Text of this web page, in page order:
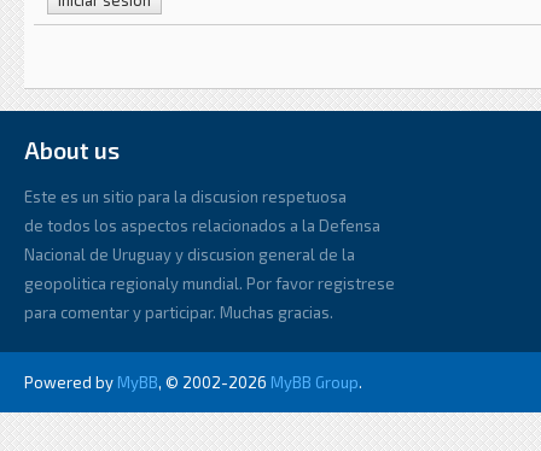
About us
Este es un sitio para la discusion respetuosa
de todos los aspectos relacionados a la Defensa
Nacional de Uruguay y discusion general de la
geopolitica regionaly mundial. Por favor registrese
para comentar y participar. Muchas gracias.
Powered by MyBB, © 2002-2026 MyBB Group.